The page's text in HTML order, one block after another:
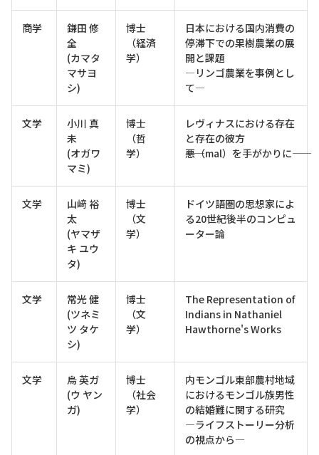
商学
鎌田 修
全
(カマタ
マサヨ
シ)
博士
（経済
学）
日本における国内消費の
停滞下での果樹農業の展
開と課題
―リンゴ農業を事例とし
て―
文学
小川 真
未
(オガワ
マミ)
博士
（哲
学）
レヴィナスにおける存在
と存在の彼方
――悪（mal）を手がかりに――
文学
山﨑 裕
太
(ヤマザ
キ ユウ
タ)
博士
（文
学）
ドイツ語圏の思想家によ
る20世紀後半のコンピュ
ーター論
文学
常光 健
(ツネミ
ツ タケ
シ)
博士
（文
学）
The Representation of
Indians in Nathaniel
Hawthorne's Works
文学
烏 英ガ
(ウ ヤン
ガ)
博士
（社会
学）
内モンゴル東部農村地域
におけるモンゴル族男性
の結婚難に関する研究
―ライフストーリー分析
の視点から―